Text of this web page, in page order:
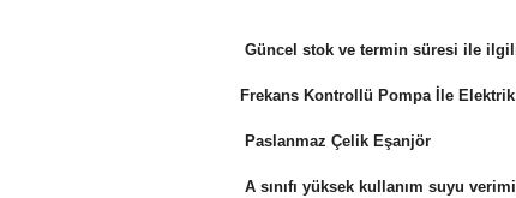
Güncel stok ve termin süresi ile
Frekans Kontrollü Pompa İle Elektrik
Paslanmaz Çelik Eşanjör
A sınıfı yüksek kullanım suyu verimi